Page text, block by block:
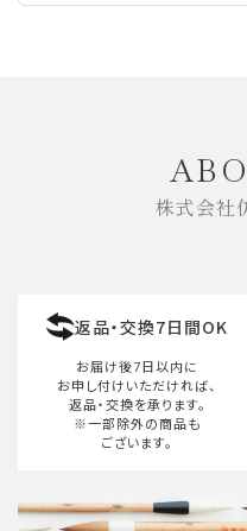
株式会社
返品・交換7日間OK
お届け後7日以内に
お申し付けいただければ、
返品・交換を承ります。
※一部除外の商品も
ございます。